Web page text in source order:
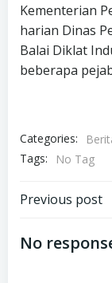
Kementerian
harian Dinas
Balai Diklat
beberapa
Categories:
Tags:
No Tag
Post
Previous post
No